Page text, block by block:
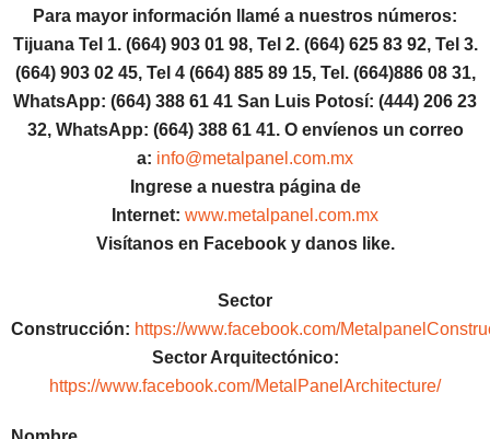
Para mayor información llamé a nuestros números:
Tijuana Tel 1. (664) 903 01 98, Tel 2. (664) 625 83 92, Tel 3.
(664) 903 02 45, Tel 4 (664) 885 89 15, Tel. (664)886 08 31,
WhatsApp: (664) 388 61 41 San Luis Potosí: (444) 206 23
32, WhatsApp: (664) 388 61 41. O envíenos un correo
a: info@metalpanel.com.mx
Ingrese a nuestra página de
Internet: www.metalpanel.com.mx
Visítanos en Facebook y danos like.
Sector
Construcción: https://www.facebook.com/
Sector Arquitectónico:
https://www.facebook.com/MetalPanelArchitecture/